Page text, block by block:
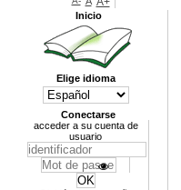
Inicio
Elige idioma
Conectarse
acceder a su cuenta de
usuario